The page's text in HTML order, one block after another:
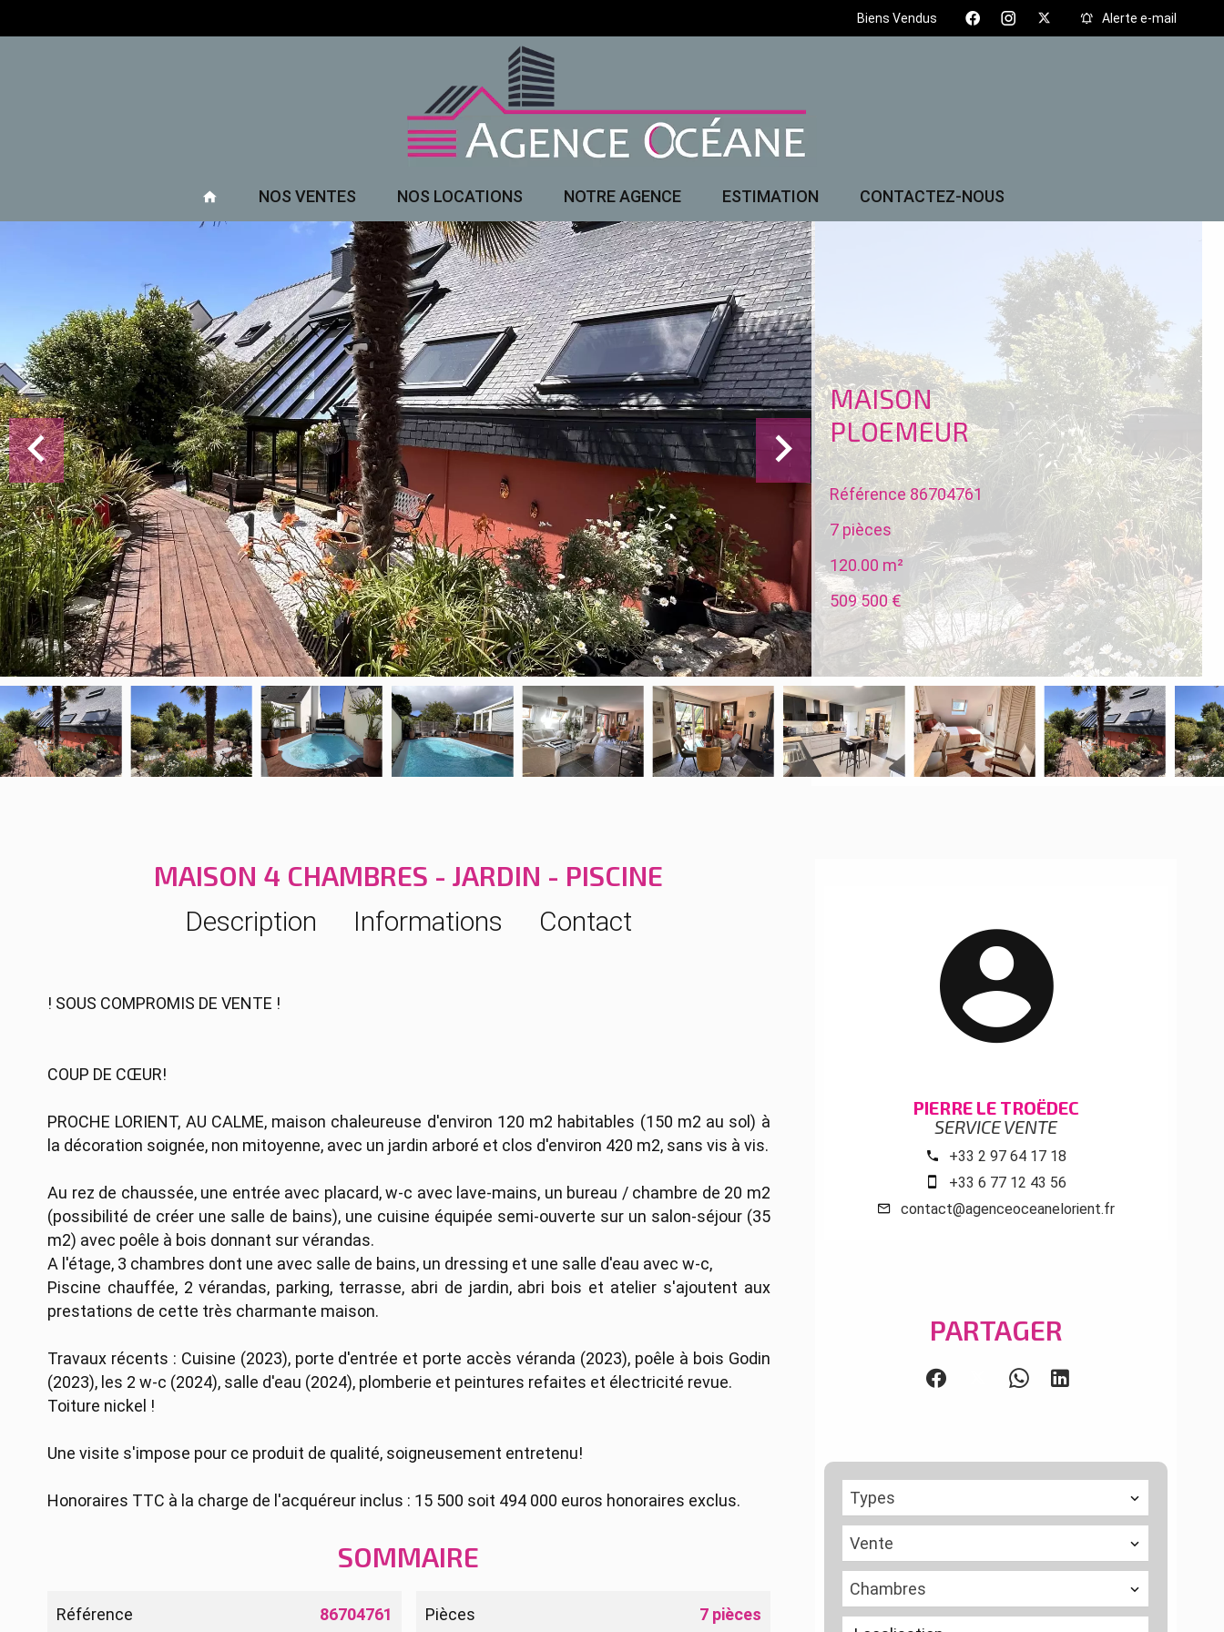
Biens Vendus Alerte e-mail
NOS VENTES NOS LOCATIONS NOTRE AGENCE ESTIMATION CONTACTEZ-NOUS
MAISON
PLOEMEUR
Référence86704761
7 pièces
120.00 m²
509 500 €
MAISON 4 CHAMBRES - JARDIN - PISCINE
Description Informations Contact
! SOUS COMPROMIS DE VENTE !
COUP DE CŒUR!
PROCHE LORIENT, AU CALME, maison chaleureuse d'environ 120 m2 habitables (150 m2 au sol) à
la décoration soignée, non mitoyenne, avec un jardin arboré et clos d'environ 420 m2, sans vis à vis.
Au rez de chaussée, une entrée avec placard, w-c avec lave-mains, un bureau / chambre de 20 m2
(possibilité de créer une salle de bains), une cuisine équipée semi-ouverte sur un salon-séjour (35
m2) avec poêle à bois donnant sur vérandas.
A l'étage, 3 chambres dont une avec salle de bains, un dressing et une salle d'eau avec w-c,
Piscine chauffée, 2 vérandas, parking, terrasse, abri de jardin, abri bois et atelier s'ajoutent aux
prestations de cette très charmante maison.
Travaux récents : Cuisine (2023), porte d'entrée et porte accès véranda (2023), poêle à bois Godin
(2023), les 2 w-c (2024), salle d'eau (2024), plomberie et peintures refaites et électricité revue.
Toiture nickel !
Une visite s'impose pour ce produit de qualité, soigneusement entretenu!
Honoraires TTC à la charge de l'acquéreur inclus : 15 500 soit 494 000 euros honoraires exclus.
SOMMAIRE
Référence 86704761 Pièces 7 pièces
PIERRE LE TROËDEC
SERVICE VENTE
+33 2 97 64 17 18
+33 6 77 12 43 56
contact@agenceoceanelorient.fr
PARTAGER
Types
Vente
Chambres